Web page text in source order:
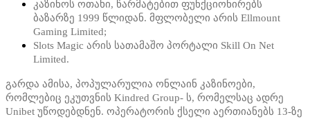
კაზინოს ოთახი, წარმატებით ფუნქციონირებს
ბაზარზე 1999 წლიდან. მფლობელი არის Ellmount
Gaming Limited;
Slots Magic არის სათამაშო პორტალი Skill On Net
Limited.
გარდა ამისა, პოპულარულია ონლაინ კაზინოები,
რომლებიც ეკუთვნის Kindred Group- ს, რომელსაც ადრე
Unibet უწოდებდნენ. ოპერატორის ქსელი აერთიანებს 13-ზე